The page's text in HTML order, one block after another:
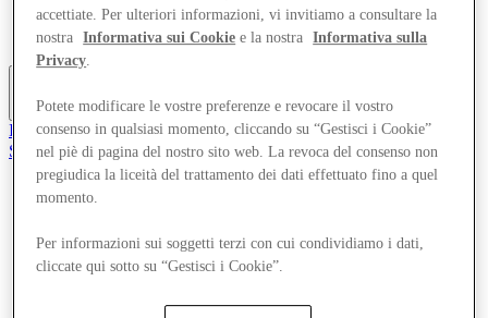
Gift Card
Servizi
Altro
Il Club
Salvata
Negozi
Pianifica la tua visita
Cosa c'è in programma
accettiate. Per ulteriori informazioni, vi invitiamo a consultare la
nostra
Informativa sui Cookie e la nostra
Informativa sulla
Privacy.
Potete modificare le vostre preferenze e revocare il vostro
consenso in qualsiasi momento, cliccando su “Gestisci i Cookie”
nel piè di pagina del nostro sito web. La revoca del consenso non
pregiudica la liceità del trattamento dei dati effettuato fino a quel
momento.
Per informazioni sui soggetti terzi con cui condividiamo i dati,
cliccate qui sotto su “Gestisci i Cookie”.